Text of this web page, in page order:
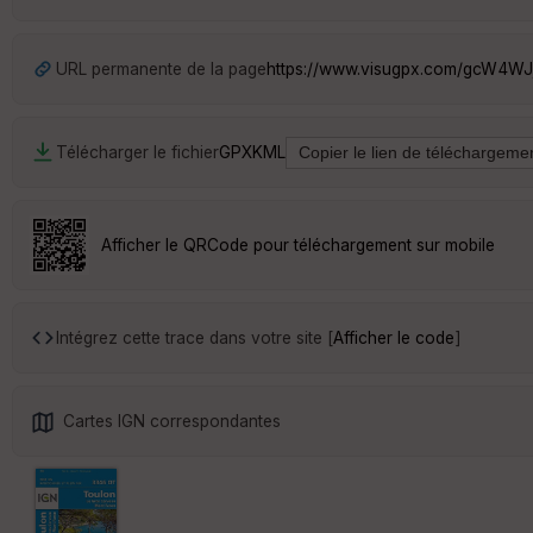
URL permanente de la pagehttps://www.visugpx.com/
Télécharger le fichierGPXKML
Afficher le QRCode pour téléchargement sur mobile
Intégrez cette trace dans votre site [Afficher le code]
Cartes IGN correspondantes